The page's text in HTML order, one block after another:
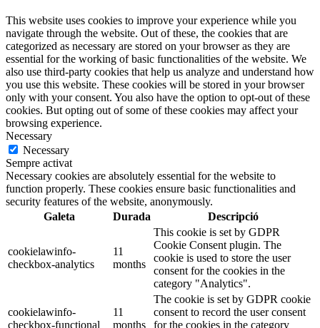
This website uses cookies to improve your experience while you
navigate through the website. Out of these, the cookies that are
categorized as necessary are stored on your browser as they are
essential for the working of basic functionalities of the website. We
also use third-party cookies that help us analyze and understand how
you use this website. These cookies will be stored in your browser
only with your consent. You also have the option to opt-out of these
cookies. But opting out of some of these cookies may affect your
browsing experience.
Necessary
Necessary
Sempre activat
Necessary cookies are absolutely essential for the website to
function properly. These cookies ensure basic functionalities and
security features of the website, anonymously.
Galeta
Durada Descripció
cookielawinfo-
checkbox-analytics
11
months
This cookie is set by GDPR
Cookie Consent plugin. The
cookie is used to store the user
consent for the cookies in the
category "Analytics".
cookielawinfo-
checkbox-functional
11
months
The cookie is set by GDPR cookie
consent to record the user consent
for the cookies in the category